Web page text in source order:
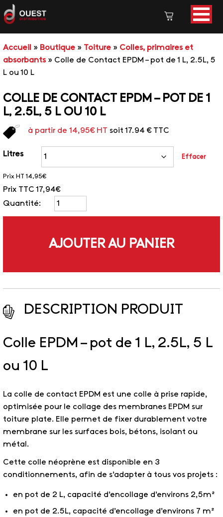
Accueil » Boutique » Toiture » Colles, primaires et
absorbants» Colle de Contact EPDM – pot de 1 L, 2.5L, 5
L ou 10 L
COLLE DE CONTACT EPDM – POT DE 1
L, 2.5L, 5 L OU 10 L
à partir de 14,95€HT soit 17.94 € TTC
Litres Effacer
Prix HT 14,95€
Prix TTC 17,94€
Quantité:
AJOUTER AU PANIER
DESCRIPTION PRODUIT
Colle EPDM – pot de 1 L, 2.5L, 5 L
ou 10 L
La colle de contact EPDM est une colle à prise rapide,
optimisée pour le collage des membranes EPDM sur
toiture plate. Elle permet de fixer durablement votre
membrane sur les surfaces bois, bétons, isolant ou
métal.
Cette colle néoprène est disponible en 3
conditionnements, afin de s’adapter à tous vos projets :
en pot de 2 L, capacité d’encollage d’environs 2,5m²
en pot de 2.5L, capacité d’encollage d’environs 7 m²